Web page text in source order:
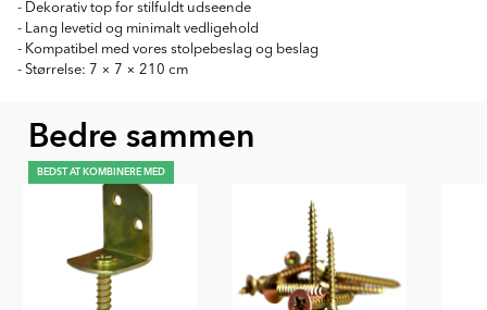
- Dekorativ top for stilfuldt udseende
- Lang levetid og minimalt vedligehold
- Kompatibel med vores stolpebeslag og beslag
- Størrelse: 7 × 7 × 210 cm
Bedre sammen
BEDST AT KOMBINERE MED